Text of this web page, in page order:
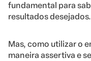
fundamental para
resultados desejados.
Mas, como utilizar o
maneira assertiva e